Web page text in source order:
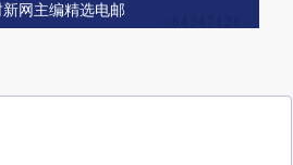
网主编精选电邮